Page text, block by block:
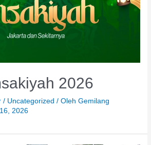
2026
/ Uncategorized / OlehGemilang
2026